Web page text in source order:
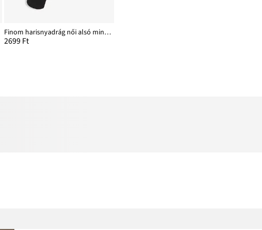
Finom harisnyadrág női alsó mintázattal, kényelmes derékpánttal, 30 DEN
2699 Ft